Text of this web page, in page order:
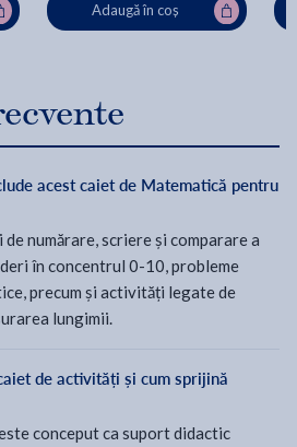
Adaugă în coș
acest caiet de Matematică pentru
numărare, scriere și comparare a
în concentrul 0-10, probleme
precum și activități legate de
lungimii.
de activități și cum sprijină
conceput ca suport didactic